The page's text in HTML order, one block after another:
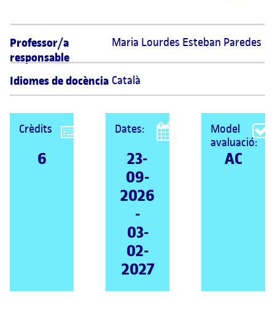
Professor/a
responsable
Maria Lourdes Esteban Paredes
Idiomes de docència Català
Crèdits
6
Dates:
23-
09-
2026
-
03-
02-
2027
Model
avaluació:
AC